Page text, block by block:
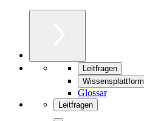
Leitfragen
Wissensplattform
Glossar
Leitfragen